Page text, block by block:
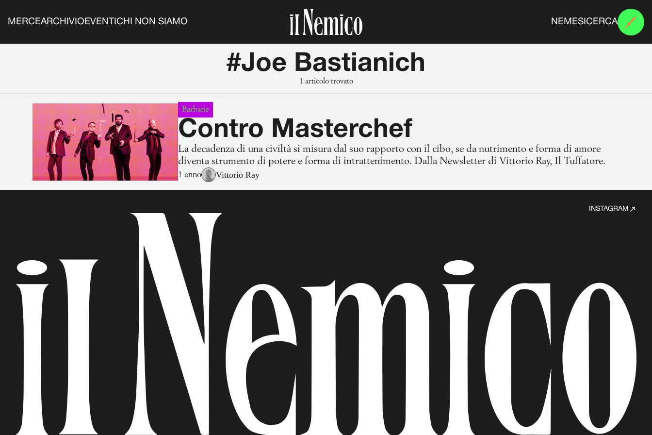
MERCEARCHIVIO EVENTI CHI NON SIAMO N E M ES CERCA
#Joe Bastianich
1 articolo trovato
Barbarie
Contro Masterchef
La decadenza di una civiltà si misura dal suo rapporto con il cibo, se da nutrimento e forma di amore
diventa strumento di potere e forma di intrattenimento. Dalla Newsletter di Vittorio Ray, Il Tuffatore.
1 anno Vittorio Ray
INSTAGRAM